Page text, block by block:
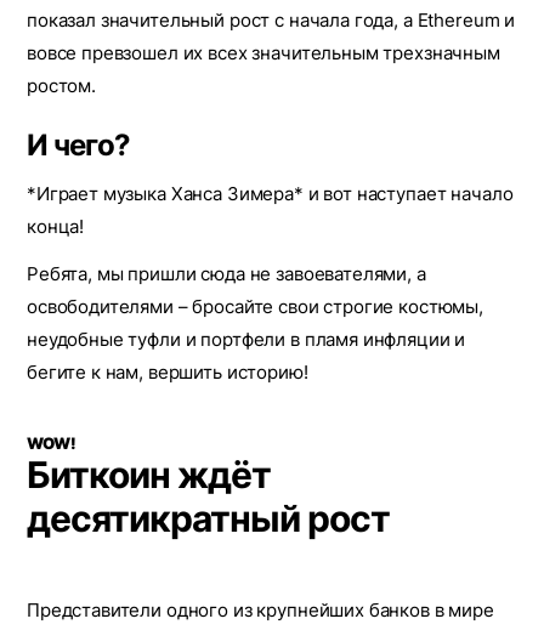
показал значительный рост с начала года, а Ethereum и
вовсе превзошел их всех значительным трехзначным
ростом.
И чего?
*Играет музыка Ханса Зимера* и вот наступает начало
конца!
Ребята, мы пришли сюда не завоевателями, а
освободителями – бросайте свои строгие костюмы,
неудобные туфли и портфели в пламя инфляции и
бегите к нам, вершить историю!
WOW!
Биткоин ждёт
десятикратный рост
Представители одного из крупнейших банков в мире